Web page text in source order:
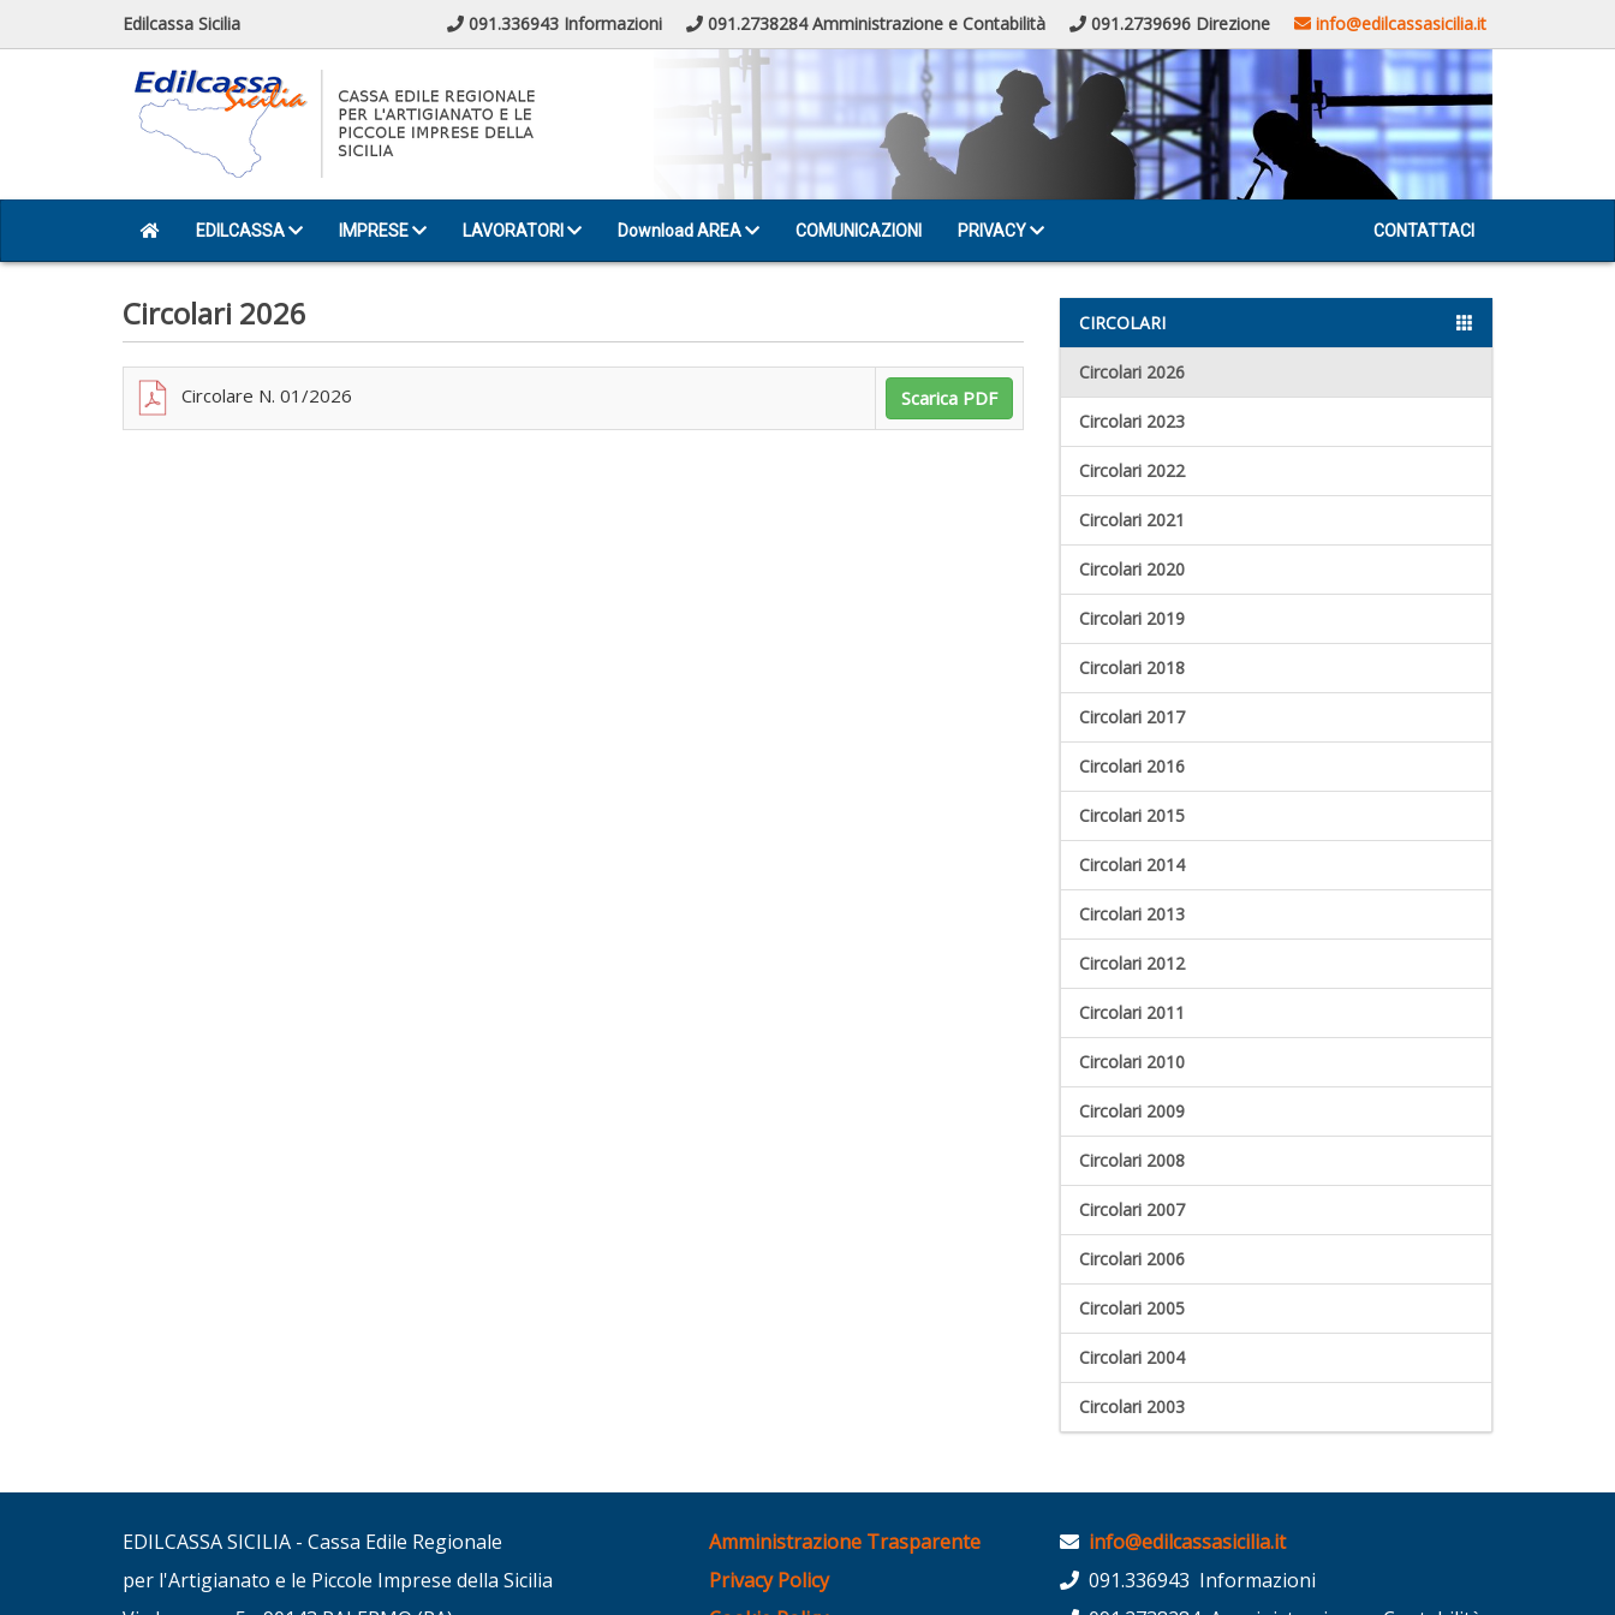
Edilcassa Sicilia 091.336943 Informazioni 091.2738284 Amministrazione e Contabilità 091.2739696 Direzione info@edilcassasicilia.it
EDILCASSA IMPRESE LAVORATORI Download AREA COMUNICAZIONI PRIVACY CONTATTACI
Circolari 2026
Circolare N. 01/2026 Scarica PDF
CIRCOLARI
Circolari 2026
Circolari 2023
Circolari 2022
Circolari 2021
Circolari 2020
Circolari 2019
Circolari 2018
Circolari 2017
Circolari 2016
Circolari 2015
Circolari 2014
Circolari 2013
Circolari 2012
Circolari 2011
Circolari 2010
Circolari 2009
Circolari 2008
Circolari 2007
Circolari 2006
Circolari 2005
Circolari 2004
Circolari 2003
EDILCASSA SICILIA - Cassa Edile Regionale
per l'Artigianato e le Piccole Imprese della Sicilia
Amministrazione Trasparente
Privacy Policy
info@edilcassasicilia.it
091.336943 Informazioni